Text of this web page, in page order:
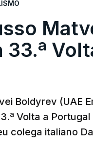
Boldyrev (UAE
Volta a
colega italiano